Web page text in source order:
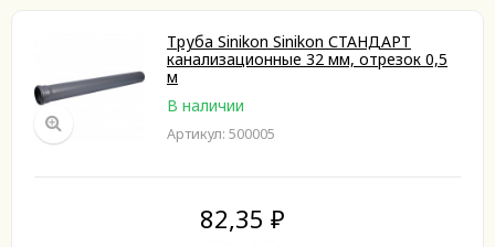
Труба Sinikon Sinikon СТАНДАРТ
канализационные 32 мм, отрезок 0,5
м
В наличии
Артикул: 500005
82,35 ₽